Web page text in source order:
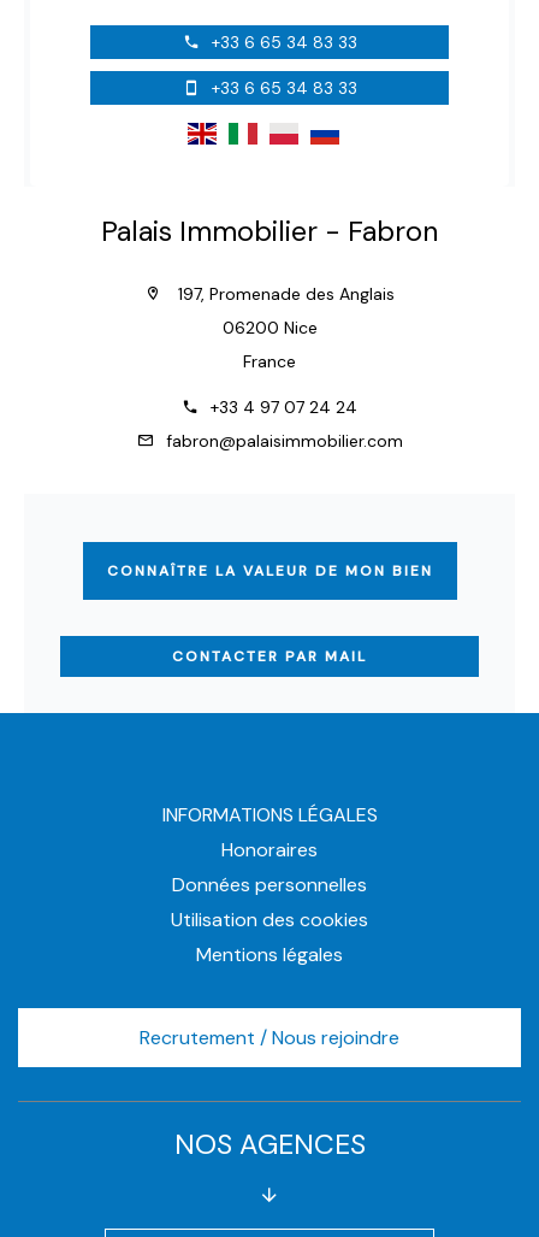
+33 6 65 34 83 33
+33 6 65 34 83 33
Palais Immobilier - Fabron
197, Promenade des Anglais
06200 Nice
France
+33 4 97 07 24 24
fabron@palaisimmobilier.com
CONNAÎTRE LA VALEUR DE MON BIEN
CONTACTER PAR MAIL
INFORMATIONS LÉGALES
Honoraires
Données personnelles
Utilisation des cookies
Mentions légales
Recrutement / Nous rejoindre
NOS AGENCES